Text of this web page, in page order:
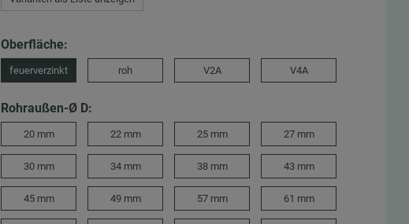
Oberfläche:
feuerverzinkt roh V2A V4A
Rohraußen-Ø D:
20 mm 22 mm 25 mm 27 mm
30 mm 34 mm 38 mm 43 mm
45 mm 49 mm 57 mm 61 mm